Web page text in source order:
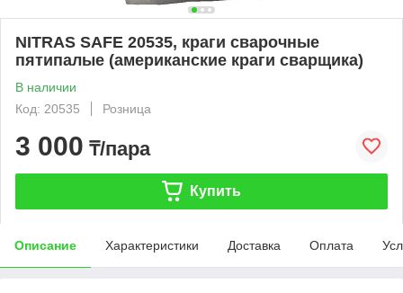
NITRAS SAFE 20535, краги сварочные
пятипалые (американские краги сварщика)
В наличии
Код: 20535
Розница
3 000 ₸/пара
Купить
Описание Характеристики Доставка Оплата